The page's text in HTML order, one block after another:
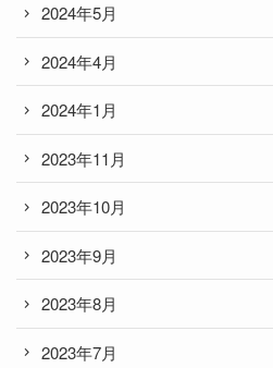
2024年5月
2024年4月
2024年1月
2023年11月
2023年10月
2023年9月
2023年8月
2023年7月